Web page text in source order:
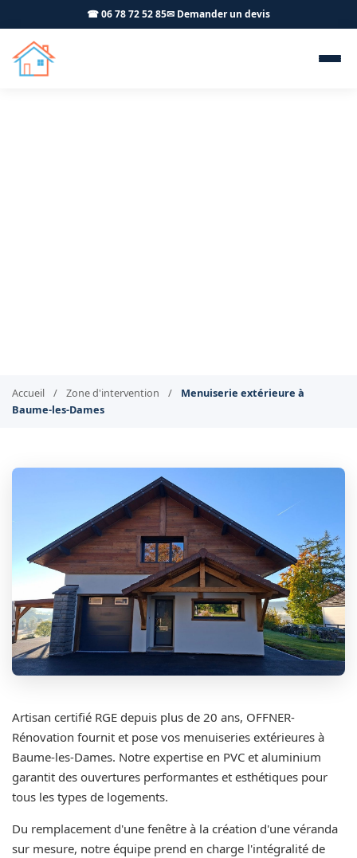
☎ 06 78 72 52 85✉ Demander un devis
Accueil / Zone d'intervention /
Menuiserie extérieure à
Baume-les-Dames
Artisan certifié RGE depuis plus de 20 ans, OFFNER-
Rénovation fournit et pose vos menuiseries extérieures à
Baume-les-Dames. Notre expertise en PVC et aluminium
garantit des ouvertures performantes et esthétiques pour
tous les types de logements.
Du remplacement d'une fenêtre à la création d'une véranda
sur mesure, notre équipe prend en charge l'intégralité de